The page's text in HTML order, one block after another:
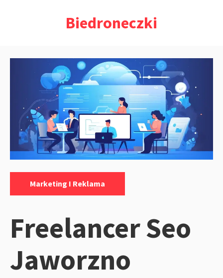
Biedroneczki
Marketing I Reklama
Freelancer Seo
Jaworzno